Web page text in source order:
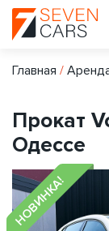
Главная /
Прокат
Одессе
НОВИНКА!